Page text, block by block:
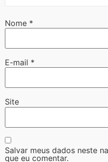
Nome *
E-mail *
Site
Salvar meus dados neste
que eu comentar.